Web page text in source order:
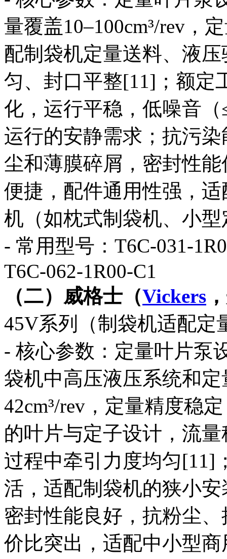
量覆盖10–100cm³/rev，
配制袋机定量送料、液
匀、封口平整[11]；额定
化，运行平稳，低噪音
运行的安静需求；抗污
尘和薄膜碎屑，密封性
便捷，配件通用性强，
机（如枕式制袋机、小
- 常用型号：T6C-031-
T6C-062-1R00-C1
（二）威格士（Vickers
45V系列（制袋机适配定
- 核心参数：定量叶片泵
袋机中高压液压系统和
42cm³/rev，定量精度稳
的叶片与定子设计，流
过程中牵引力度均匀[11]
活，适配制袋机的狭小
密封性能良好，抗粉尘
价比突出，适配中小型